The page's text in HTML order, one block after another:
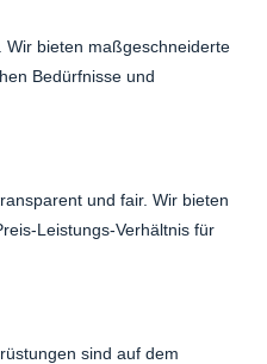
Wir bieten maßgeschneiderte
Bedürfnisse und
und fair. Wir bieten
Leistungs-Verhältnis für
sind auf dem